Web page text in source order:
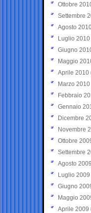
Ottobre
Settembre
Agosto
Luglio 2010
Giugno
Maggio
Aprile 2010
Marzo 2010
Febbraio
Gennaio
Dicembre
Novembre
Ottobre
Settembre
Agosto 2009
Luglio 2009
Giugno
Maggio
Aprile 2009